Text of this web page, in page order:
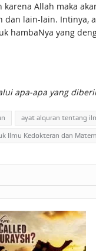
Allah maka
lain-lain. Intinya,
hambaNya yang
apa-apa yang
ayat alquran tentang
Ilmu Kedokteran dan